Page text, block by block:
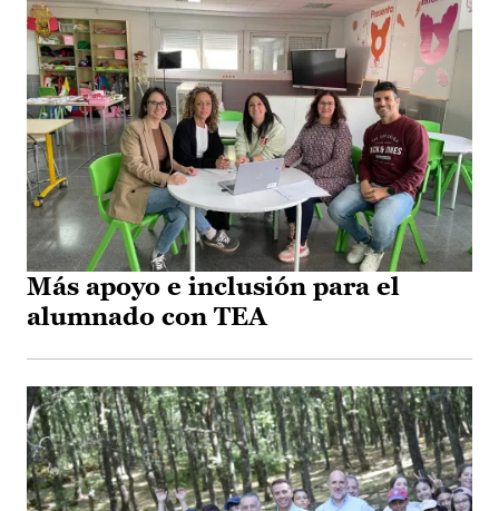
Más apoyo e inclusión para el
alumnado con TEA